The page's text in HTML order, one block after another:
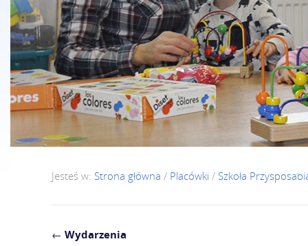
Jesteś w: Strona główna / Placówki / Szkoła
← Wydarzenia